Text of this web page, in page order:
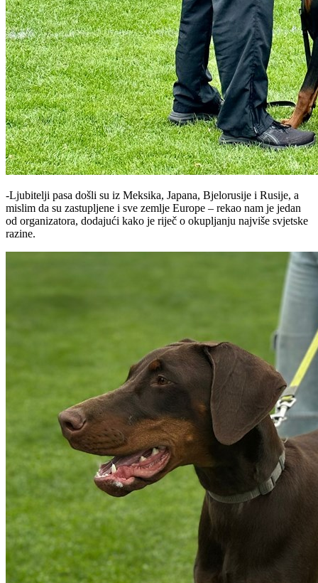
-Ljubitelji pasa došli su iz Meksika, Japana, Bjelorusije i Rusije, a
mislim da su zastupljene i sve zemlje Europe – rekao nam je jedan
od organizatora, dodajući kako je riječ o okupljanju najviše svjetske
razine.